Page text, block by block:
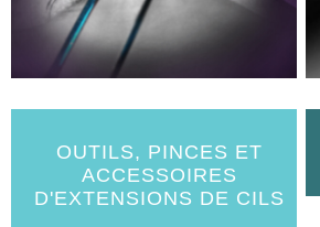
OUTILS, PINCES ET
ACCESSOIRES
D'EXTENSIONS DE CILS